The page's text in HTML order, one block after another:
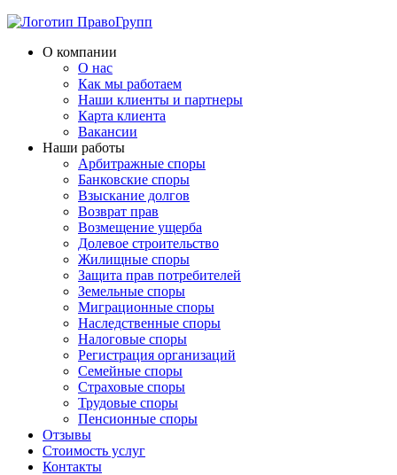
О компании
О нас
Как мы работаем
Наши клиенты и партнеры
Карта клиента
Вакансии
Наши работы
Арбитражные споры
Банковские споры
Взыскание долгов
Возврат прав
Возмещение ущерба
Долевое строительство
Жилищные споры
Защита прав потребителей
Земельные споры
Миграционные споры
Наследственные споры
Налоговые споры
Регистрация организаций
Семейные споры
Страховые споры
Трудовые споры
Пенсионные споры
Отзывы
Стоимость услуг
Контакты